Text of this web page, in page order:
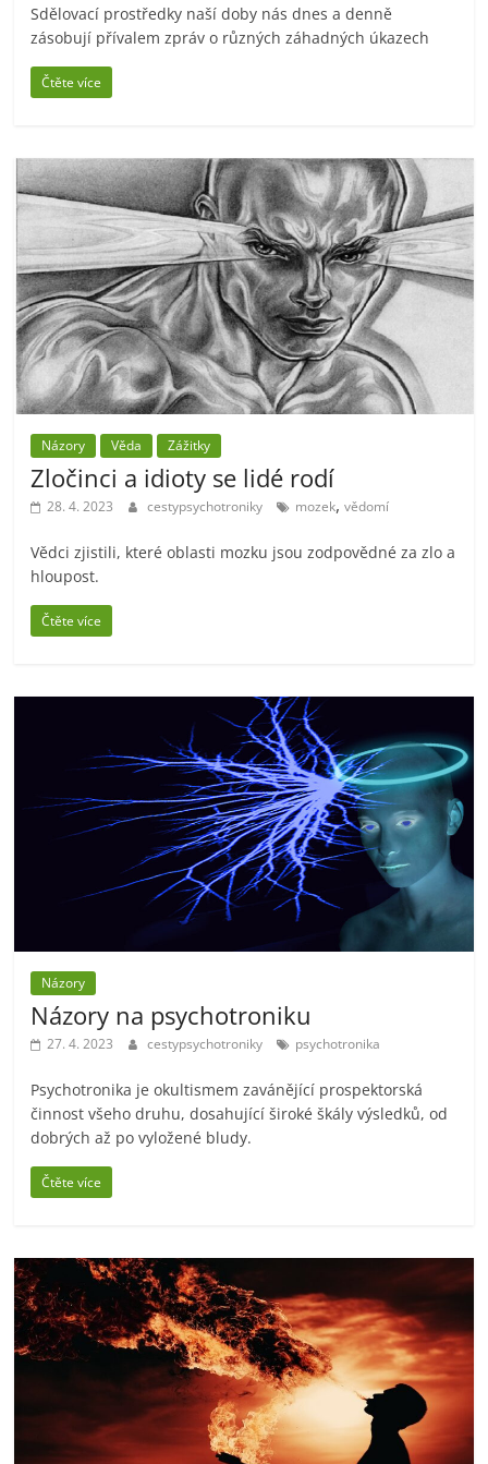
Sdělovací prostředky naší doby nás dnes a denně
zásobují přívalem zpráv o různých záhadných úkazech
Čtěte více
Názory Věda Zážitky
Zločinci a idioty se lidé rodí
28. 4. 2023 cestypsychotroniky mozek,vědomí
Vědci zjistili, které oblasti mozku jsou zodpovědné za zlo a
hloupost.
Čtěte více
Názory
Názory na psychotroniku
27. 4. 2023 cestypsychotroniky psychotronika
Psychotronika je okultismem zavánějící prospektorská
činnost všeho druhu, dosahující široké škály výsledků, od
dobrých až po vyložené bludy.
Čtěte více